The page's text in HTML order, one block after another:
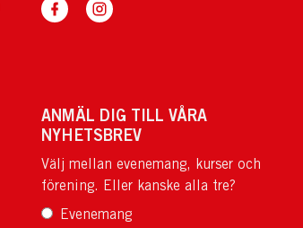
ANMÄL DIG TILL VÅRA
NYHETSBREV
Välj mellan evenemang, kurser och
förening. Eller kanske alla tre?
Evenemang